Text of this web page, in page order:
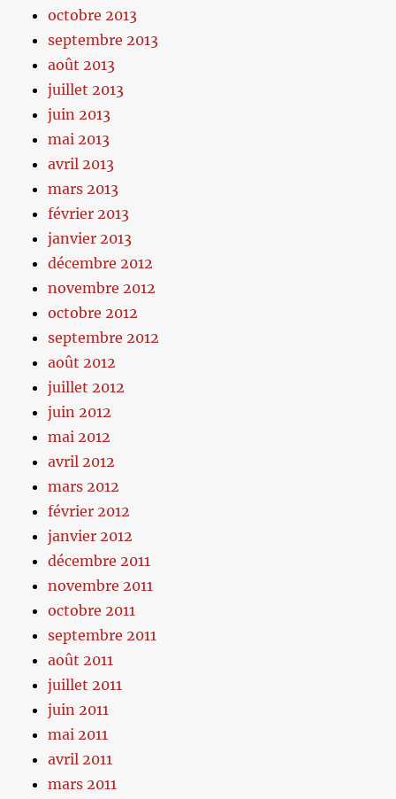
octobre 2013
septembre 2013
août 2013
juillet 2013
juin 2013
mai 2013
avril 2013
mars 2013
février 2013
janvier 2013
décembre 2012
novembre 2012
octobre 2012
septembre 2012
août 2012
juillet 2012
juin 2012
mai 2012
avril 2012
mars 2012
février 2012
janvier 2012
décembre 2011
novembre 2011
octobre 2011
septembre 2011
août 2011
juillet 2011
juin 2011
mai 2011
avril 2011
mars 2011